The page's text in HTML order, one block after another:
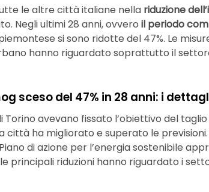
le altre città italiane nella riduzione
Negli ultimi 28 anni, ovvero il periodo
si sono ridotte del 47%. Le
hanno riguardato soprattutto il
sceso del 47% in 28 anni: i
Torino avevano fissato l’obiettivo del
città ha migliorato e superato le
di azione per l’energia sostenibile
principali riduzioni hanno riguardato i